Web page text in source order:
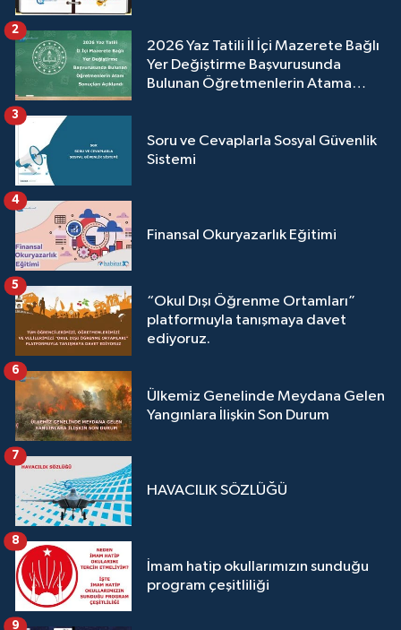
2026 Yaz Tatili İl İçi Mazerete Bağlı
Yer Değiştirme Başvurusunda
Bulunan Öğretmenlerin Atama
2
Soru ve Cevaplarla Sosyal Güvenlik
Sistemi
3
Finansal Okuryazarlık Eğitimi
4
“Okul Dışı Öğrenme Ortamları”
platformuyla tanışmaya davet
ediyoruz.
5
Ülkemiz Genelinde Meydana Gelen
Yangınlara İlişkin Son Durum
6
HAVACILIK SÖZLÜĞÜ
7
İmam hatip okullarımızın sunduğu
program çeşitliliği
8
9